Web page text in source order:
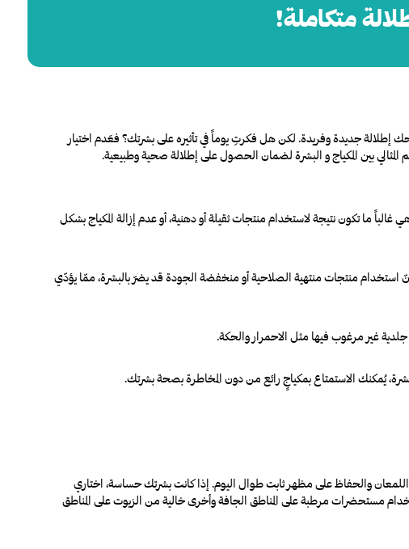
متكاملة!
إطلالة جديدة وفريدة. لكن هل فكرتِ يوماً في تأثيره على بشرتك؟ فعَدم اختيار
المثالي بين المكياج و البشرة لضمان الحصول على إطلالة صحية وطبيعية.
غالباً ما تكون نتيجة لاستخدام منتجات ثقيلة أو دهنية، أو عدم إزالة المكياج بشكل
منتجات منتهية الصلاحية أو منخفضة الجودة قد يضرّ بالبشرة، ممّا يؤدّي
غير مرغوب فيها مثل الاحمرار والحكة.
يُمكنك الاستمتاع بمكياجٍ رائع من دون المخاطرة بصحة بشرتك.
اللمعان والحفاظ على مظهر ثابت طوال اليوم. إذا كانت بشرتك حساسة، اختاري
مستحضرات مرطبة على المناطق الجافة وأخرى خالية من الزيوت على المناطق